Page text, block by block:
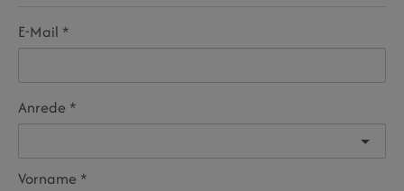
E-Mail
Anrede
Vorname